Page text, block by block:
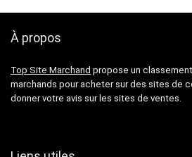
À propos
Top Site Marchand propose un
marchands pour acheter sur des sites de
donner votre avis sur les sites de ventes.